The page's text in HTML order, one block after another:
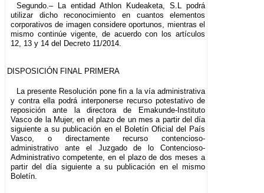
Segundo.– La entidad Athlon Kudeaketa, S.L podrá
utilizar dicho reconocimiento en cuantos elementos
corporativos de imagen considere oportunos, mientras el
mismo continúe vigente, de acuerdo con los artículos
12, 13 y 14 del Decreto 11/2014.
DISPOSICIÓN FINAL PRIMERA
La presente Resolución pone fin a la vía administrativa
y contra ella podrá interponerse recurso potestativo de
reposición ante la directora de Emakunde-Instituto
Vasco de la Mujer, en el plazo de un mes a partir del día
siguiente a su publicación en el Boletín Oficial del País
Vasco, o directamente recurso contencioso-
administrativo ante el Juzgado de lo Contencioso-
Administrativo competente, en el plazo de dos meses a
partir del día siguiente a su publicación en el mismo
Boletín.